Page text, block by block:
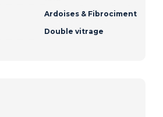
Ardoises & Fibrociment
Double vitrage